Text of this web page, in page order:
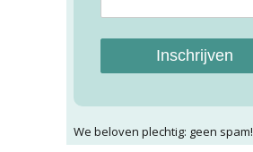
Inschrijven
We beloven plechtig: geen spam!